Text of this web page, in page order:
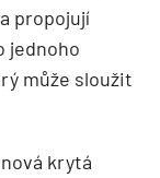
propojují
jednoho
může sloužit
krytá